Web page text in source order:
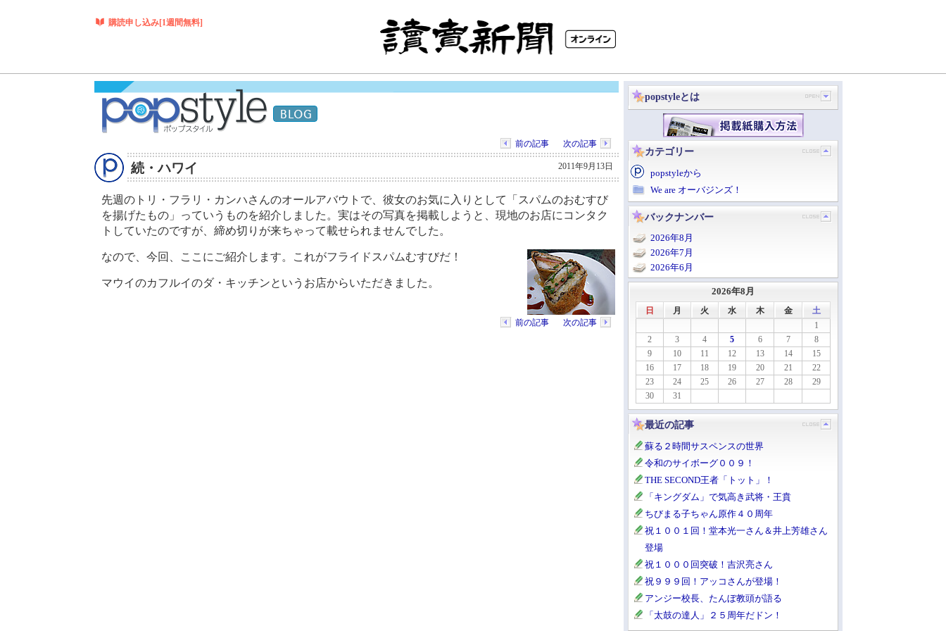
購読申し込み[1週間無料]
前の記事 次の記事
続・ハワイ 2011年9月13日
先週のトリ・フラリ・カンハさんのオールアバウトで、彼女のお気に入りとして「スパムのおむすび
を揚げたもの」っていうものを紹介しました。実はその写真を掲載しようと、現地のお店にコンタク
トしていたのですが、締め切りが来ちゃって載せられませんでした。
なので、今回、ここにご紹介します。これがフライドスパムむすびだ！
マウイのカフルイのダ・キッチンというお店からいただきました。
前の記事 次の記事
popstyleとは
カテゴリー
popstyleから
We are オーバジンズ！
バックナンバー
2026年8月
2026年7月
2026年6月
2026年8月
日 月 火 水 木 金
土
1
2
3 4 5 6 7
8
9
10 11 12 13 14
15
16
17 18 19 20 21
22
23
24 25 26 27 28
29
30
31
最近の記事
蘇る２時間サスペンスの世界
令和のサイボーグ００９！
THE SECOND王者「トット」！
「キングダム」で気高き武将・王賁
ちびまる子ちゃん原作４０周年
祝１００１回！堂本光一さん＆井上芳雄さん
登場
祝１０００回突破！吉沢亮さん
祝９９９回！アッコさんが登場！
アンジー校長、たんぼ教頭が語る
「太鼓の達人」２５周年だドン！